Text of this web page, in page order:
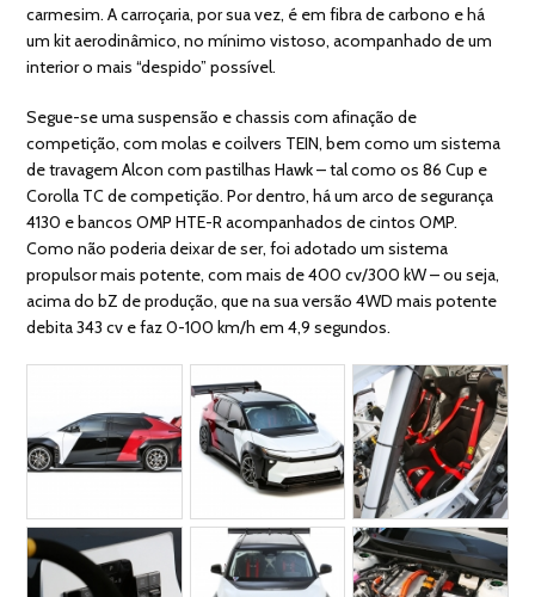
carmesim. A carroçaria, por sua vez, é em fibra de carbono e há
um kit aerodinâmico, no mínimo vistoso, acompanhado de um
interior o mais “despido” possível.
Segue-se uma suspensão e chassis com afinação de
competição, com molas e coilvers TEIN, bem como um sistema
de travagem Alcon com pastilhas Hawk – tal como os 86 Cup e
Corolla TC de competição. Por dentro, há um arco de segurança
4130 e bancos OMP HTE-R acompanhados de cintos OMP.
Como não poderia deixar de ser, foi adotado um sistema
propulsor mais potente, com mais de 400 cv/300 kW – ou seja,
acima do bZ de produção, que na sua versão 4WD mais potente
debita 343 cv e faz 0-100 km/h em 4,9 segundos.